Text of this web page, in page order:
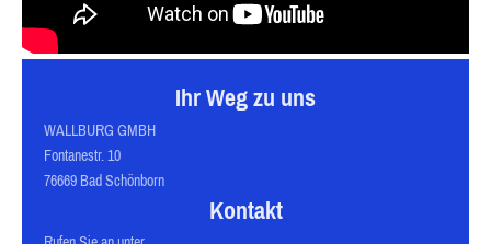
Ihr Weg zu uns
WALLBURG GMBH
Fontanestr. 10
76669 Bad Schönborn
Kontakt